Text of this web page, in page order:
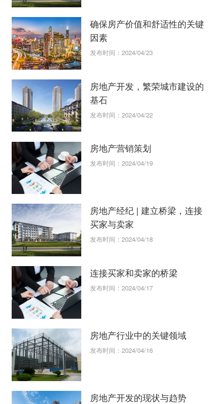
确保房产价值和舒适性的关键
因素
发布时间：2024/04/23
房地产开发，繁荣城市建设的
基石
发布时间：2024/04/22
房地产营销策划
发布时间：2024/04/19
房地产经纪 | 建立桥梁，连接
买家与卖家
发布时间：2024/04/18
连接买家和卖家的桥梁
发布时间：2024/04/17
房地产行业中的关键领域
发布时间：2024/04/16
房地产开发的现状与趋势